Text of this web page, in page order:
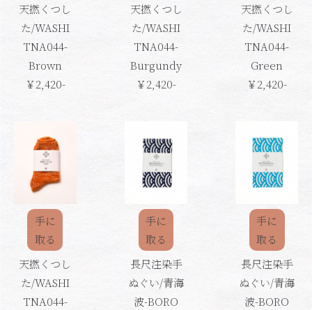
天撚くつし
た/WASHI
TNA044-
Brown
￥2,420-
天撚くつし
た/WASHI
TNA044-
Burgundy
￥2,420-
天撚くつし
た/WASHI
TNA044-
Green
￥2,420-
手に
取る
天撚くつし
た/WASHI
TNA044-
手に
取る
長尺注染手
ぬぐい/青海
波-BORO
手に
取る
長尺注染手
ぬぐい/青海
波-BORO